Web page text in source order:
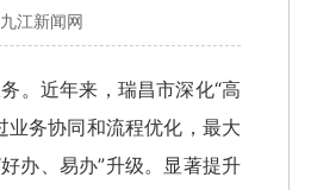
江新闻网
。近年来，瑞昌市深化“高
业务协同和流程优化，最大
办、易办”升级。显著提升